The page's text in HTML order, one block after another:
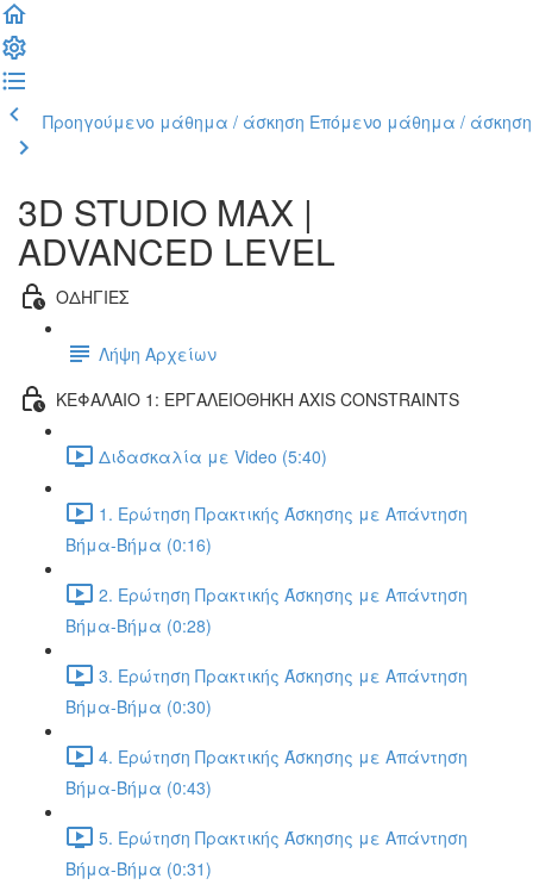
Προηγούμενο μάθημα / άσκηση Επόμενο μάθημα / άσκηση
3D STUDIO MAX |
ADVANCED LEVEL
ΟΔΗΓΙΕΣ
Λήψη Αρχείων
ΚΕΦΑΛΑΙΟ 1: ΕΡΓΑΛΕΙΟΘΗΚΗ AXIS CONSTRAINTS
Διδασκαλία με Video (5:40)
1. Ερώτηση Πρακτικής Άσκησης με Απάντηση
Βήμα-Βήμα (0:16)
2. Ερώτηση Πρακτικής Άσκησης με Απάντηση
Βήμα-Βήμα (0:28)
3. Ερώτηση Πρακτικής Άσκησης με Απάντηση
Βήμα-Βήμα (0:30)
4. Ερώτηση Πρακτικής Άσκησης με Απάντηση
Βήμα-Βήμα (0:43)
5. Ερώτηση Πρακτικής Άσκησης με Απάντηση
Βήμα-Βήμα (0:31)